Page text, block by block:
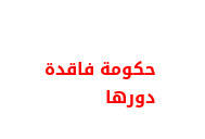
حكومة فاقدة
دورها